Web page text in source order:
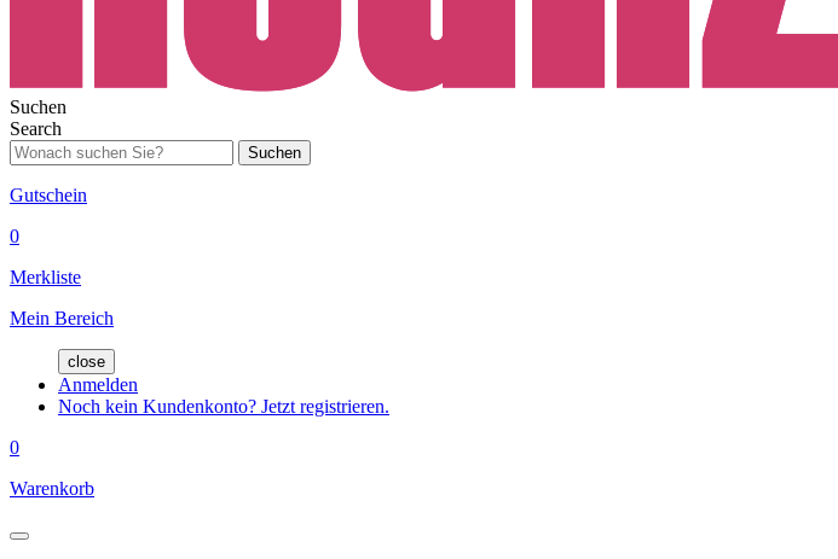
Suchen
Search
Suchen
Gutschein
0
Merkliste
Mein Bereich
close
Anmelden
Noch kein Kundenkonto? Jetzt registrieren.
0
Warenkorb